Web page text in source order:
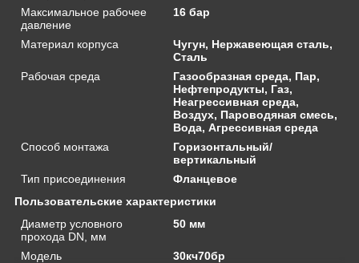
Максимальное рабочее
давление
16 бар
Материал корпуса
Чугун, Нержавеющая сталь,
Сталь
Рабочая среда
Газообразная среда, Пар,
Нефтепродукты, Газ,
Неагрессивная среда,
Воздух, Пароводяная смесь,
Вода, Агрессивная среда
Способ монтажа
Горизонтальный/
вертикальный
Тип присоединения
Фланцевое
Пользовательские характеристики
Диаметр условного
прохода DN, мм
50 мм
Модель 30кч70бр